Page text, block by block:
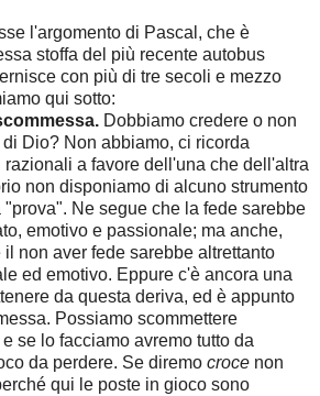
l'argomento di Pascal, che è
stoffa del più recente autobus
con più di tre secoli e mezzo
qui sotto:
Dobbiamo credere o non
Dio? Non abbiamo, ci ricorda
razionali a favore dell'una che dell'altra
non disponiamo di alcuno strumento
Ne segue che la fede sarebbe
emotivo e passionale; ma anche,
non aver fede sarebbe altrettanto
ed emotivo. Eppure c'è ancora una
da questa deriva, ed è appunto
Possiamo scommettere
se lo facciamo avremo tutto da
da perdere. Se diremo croce non
qui le poste in gioco sono